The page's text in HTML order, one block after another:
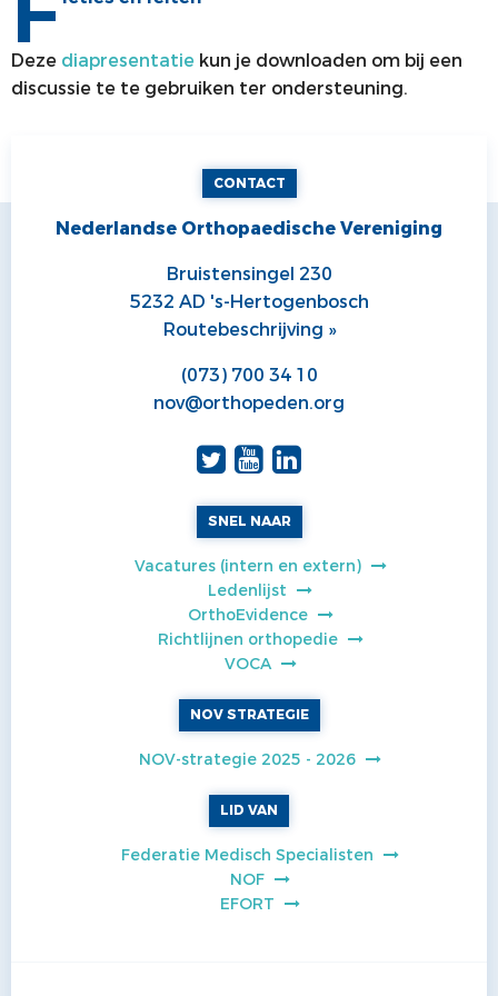
PRIJZEN EN LEZINGEN
PERSCONTACT
MEDISCHE INDUSTRIE
Deze diapresentatie kun je downloaden om bij een
discussie te te gebruiken ter ondersteuning.
CONTACT
Nederlandse Orthopaedische Vereniging
Bruistensingel 230
5232 AD 's-Hertogenbosch
Routebeschrijving »
(073) 700 34 10
nov@orthopeden.org
SNEL NAAR
Vacatures (intern en extern)
Ledenlijst
OrthoEvidence
Richtlijnen orthopedie
VOCA
NOV STRATEGIE
NOV-strategie 2025 - 2026
LID VAN
Federatie Medisch Specialisten
NOF
EFORT